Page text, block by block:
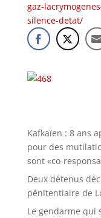
gaz-
silence-detat/
Kafkaïen : 8 ans
pour des
sont «co-
Deux détenus
pénitentiaire de
Le gendarme qui